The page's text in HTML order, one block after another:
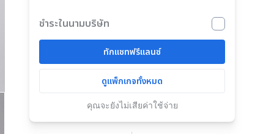
ชำระในนามบริษัท
ทักแชทฟรีแลนซ์
ดูแพ็กเกจทั้งหมด
คุณจะยังไม่เสียค่าใช้จ่าย